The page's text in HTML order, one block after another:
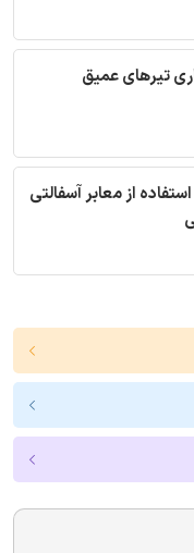
تیرهای عمیق
از معابر آسفالتی